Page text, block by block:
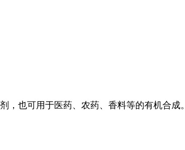
，也可用于医药、农药、香料等的有机合成。